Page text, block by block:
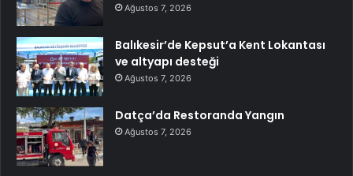
Ağustos 7, 2026
Balıkesir’de Kepsut’a Kent Lokantası
ve altyapı desteği
Ağustos 7, 2026
Datça’da Restoranda Yangın
Ağustos 7, 2026